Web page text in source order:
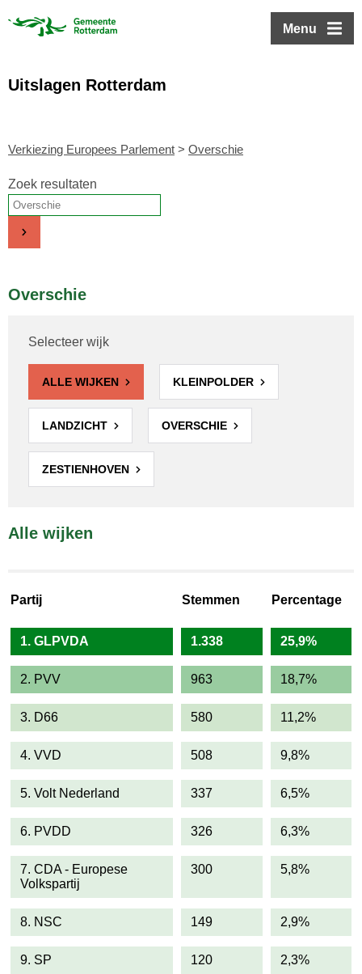
Menu
Uitslagen Rotterdam
Verkiezing Europees Parlement > Overschie
Zoek resultaten
Overschie
Selecteer wijk
ALLE WIJKEN KLEINPOLDER
LANDZICHT OVERSCHIE
ZESTIENHOVEN
Alle wijken
Partij Stemmen Percentage
1. GLPVDA 1.338 25,9%
2. PVV 963 18,7%
3. D66 580 11,2%
4. VVD 508 9,8%
5. Volt Nederland 337 6,5%
6. PVDD 326 6,3%
7. CDA - Europese
Volkspartij
300 5,8%
8. NSC 149 2,9%
9. SP 120 2,3%